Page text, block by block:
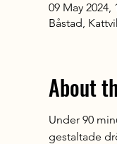
09 May 2024,
Båstad,
About
Under 90
gestaltade